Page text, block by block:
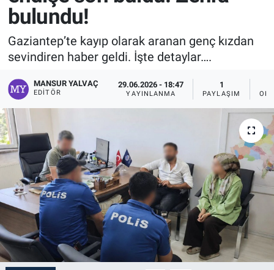
bulundu!
Gaziantep’te kayıp olarak aranan genç kızdan
sevindiren haber geldi. İşte detaylar….
MANSUR YALVAÇ
EDITÖR
29.06.2026 - 18:47
YAYINLANMA
1
PAYLAŞIM